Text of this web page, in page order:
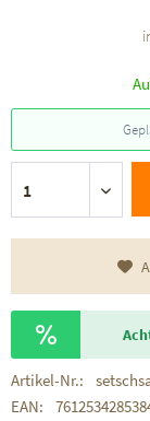
Artikel-Nr.:
EAN: